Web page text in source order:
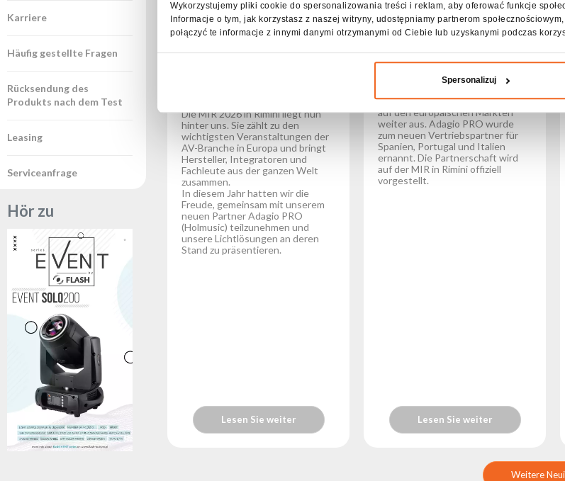
Wykorzystujemy pliki cookie do spersonalizowania treści i reklam, aby oferować funkcje
Informacje o tym, jak korzystasz z naszej witryny, udostępniamy partnerom
połączyć te informacje z innymi danymi otrzymanymi od Ciebie lub uzyskanymi podczas
Spersonalizuj
Karriere
Häufig gestellte Fragen
Rücksendung des
Produkts nach dem Test
Leasing
Serviceanfrage
Hör zu
Flash-Butrym auf der MIR
Die MIR 2026 in Rimini liegt nun
hinter uns. Sie zählt zu den
wichtigsten Veranstaltungen der
AV-Branche in Europa und bringt
Hersteller, Integratoren und
Fachleute aus der ganzen Welt
zusammen.
In diesem Jahr hatten wir die
Freude, gemeinsam mit unserem
neuen Partner Adagio PRO
(Holmusic) teilzunehmen und
unsere Lichtlösungen an deren
Stand zu präsentieren.
Lesen Sie weiter
Neuer Partner von Flash-
Butrym – Adagio PRO in
Spanien, Portugal und Italien
Flash-Butrym baut seine Präsenz
auf den europäischen Märkten
weiter aus. Adagio PRO wurde
zum neuen Vertriebspartner für
Spanien, Portugal und Italien
ernannt. Die Partnerschaft wird
auf der MIR in Rimini offiziell
vorgestellt.
Lesen Sie weiter
Weitere